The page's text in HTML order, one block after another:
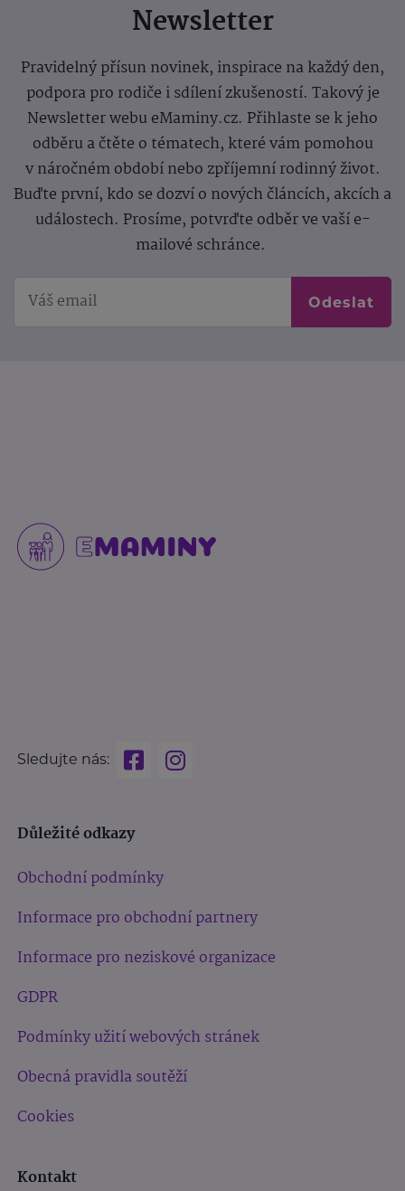
Newsletter
Pravidelný přísun novinek, inspirace na každý den,
podpora pro rodiče i sdílení zkušeností. Takový je
Newsletter webu eMaminy.cz. Přihlaste se k jeho
odběru a čtěte o tématech, které vám pomohou
v náročném období nebo zpříjemní rodinný život.
Buďte první, kdo se dozví o nových článcích, akcích a
událostech. Prosíme, potvrďte odběr ve vaší e-
mailové schránce.
Odeslat
Sledujte nás:
Důležité odkazy
Obchodní podmínky
Informace pro obchodní partnery
Informace pro neziskové organizace
GDPR
Podmínky užití webových stránek
Obecná pravidla soutěží
Cookies
Kontakt